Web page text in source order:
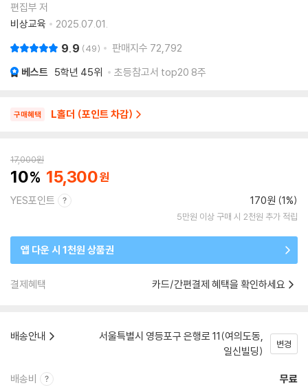
편집부 저
비상교육
2025.07.01.
9.9 49 판매지수 72,792
베스트 5학년 45위 초등참고서 top20 8주
구매혜택 L홀더 (포인트 차감)
17,000원
10 15,300
YES포인트 170원 (1%)
5만원 이상 구매 시 2천원 추가 적립
앱 다운 시 1천원 상품권
결제혜택 카드/간편결제 혜택을 확인하세요
배송안내
서울특별시 영등포구 은행로 11(여의도동,
일신빌딩)
변경
배송비 무료